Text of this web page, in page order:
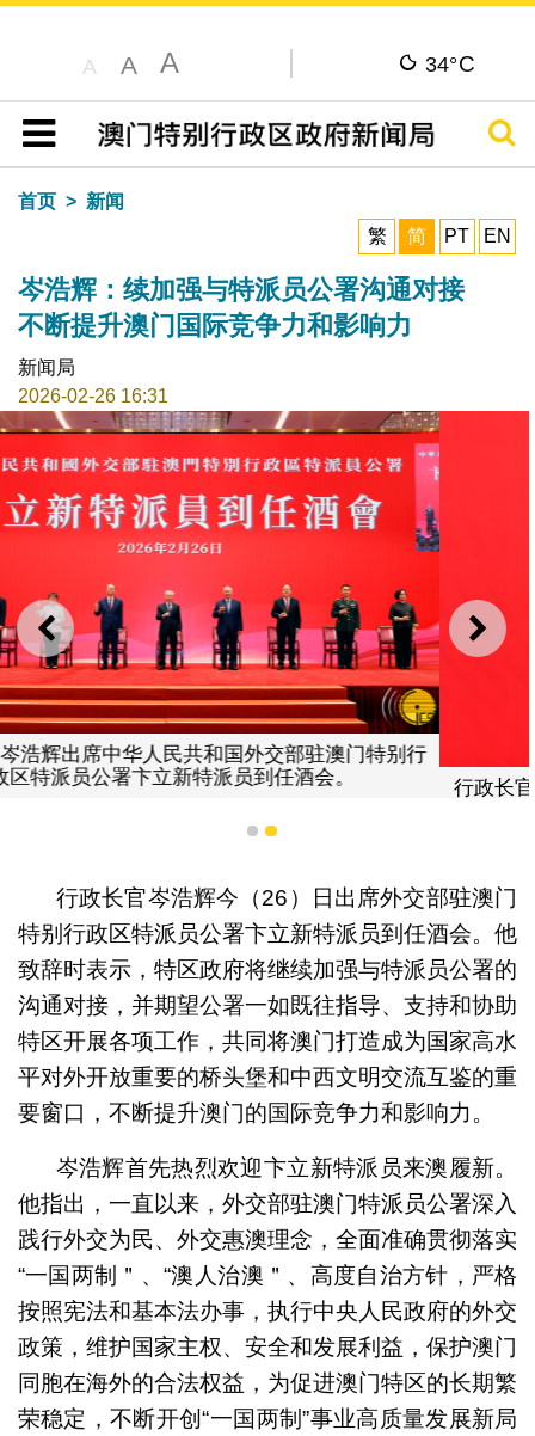
A A A 34°C
目录
搜寻
首页
新闻
繁
简 PT EN
岑浩辉：续加强与特派员公署沟通对接
不断提升澳门国际竞争力和影响力
新闻局
2026-02-26 16:31
上一则 下一
行政长官岑浩辉在中华人民共和国外交部驻澳门特别行政
1 2
行政长官岑浩辉今（26）日出席外交部驻澳门
特别行政区特派员公署卞立新特派员到任酒会。他
致辞时表示，特区政府将继续加强与特派员公署的
沟通对接，并期望公署一如既往指导、支持和协助
特区开展各项工作，共同将澳门打造成为国家高水
平对外开放重要的桥头堡和中西文明交流互鉴的重
要窗口，不断提升澳门的国际竞争力和影响力。
岑浩辉首先热烈欢迎卞立新特派员来澳履新。
他指出，一直以来，外交部驻澳门特派员公署深入
践行外交为民、外交惠澳理念，全面准确贯彻落实
“一国两制＂、“澳人治澳＂、高度自治方针，严格
按照宪法和基本法办事，执行中央人民政府的外交
政策，维护国家主权、安全和发展利益，保护澳门
同胞在海外的合法权益，为促进澳门特区的长期繁
荣稳定，不断开创“一国两制”事业高质量发展新局